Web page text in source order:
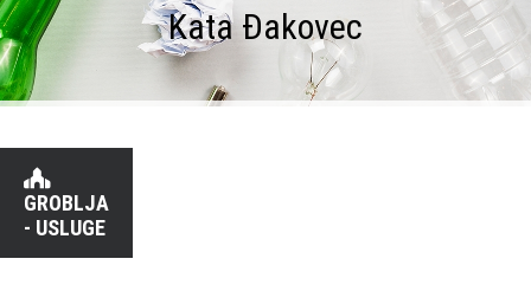
Kata Đakovec
GROBLJA
- USLUGE